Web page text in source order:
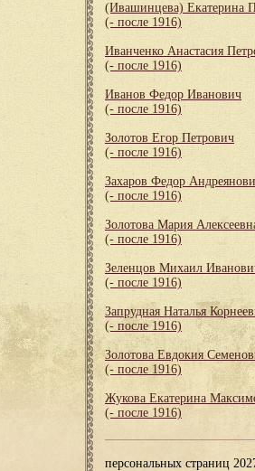
(Ивашинцева) Екатерина
(- после 1916)
Иванченко Анастасия
(- после 1916)
Иванов Федор Иванович
(- после 1916)
Золотов Егор Петрович
(- после 1916)
Захаров Федор
(- после 1916)
Золотова Мария
(- после 1916)
Зеленцов Михаил
(- после 1916)
Запрудная Наталья
(- после 1916)
Золотова Евдокия
(- после 1916)
Жукова Екатерина
(- после 1916)
персональных страниц